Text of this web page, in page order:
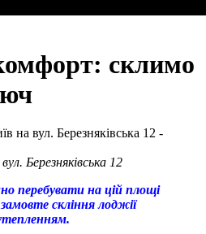
склимо
Березняківська 12
перебувати на цій площі
скління лоджії